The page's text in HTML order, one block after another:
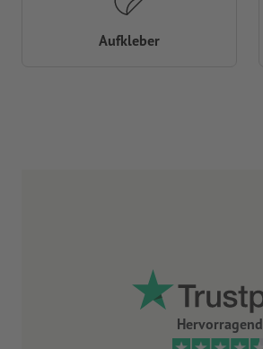
Hervorragend
Aufkleber